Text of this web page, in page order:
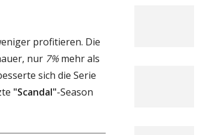
profitieren. Die
nur 7%mehr als
sich die Serie
"Scandal"-Season